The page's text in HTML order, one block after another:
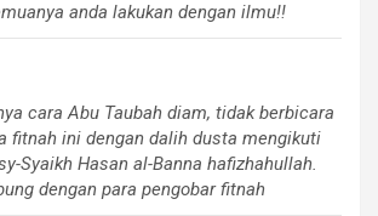
anda lakukan dengan ilmu!!
cara Abu Taubah diam, tidak berbicara
fitnah ini dengan dalih dusta mengikuti
Syaikh Hasan al-Banna hafizhahullah.
dengan para pengobar fitnah